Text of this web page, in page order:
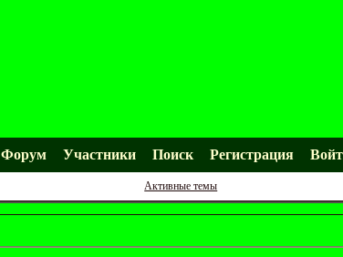
Форум Участники Поиск Регистрация
Активные темы